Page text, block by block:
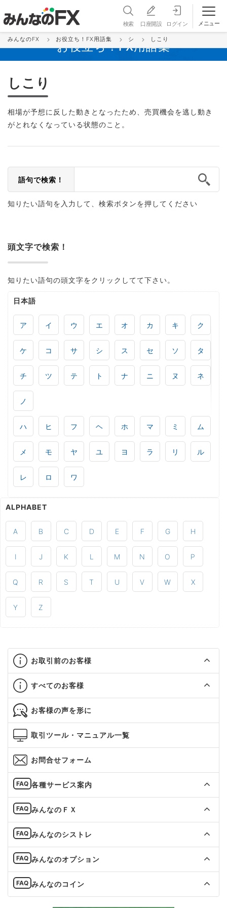
検索 口座開設 ログイン メニュー
お役立ち！FX用語集
みんなのFX お役立ち！FX用語集 シ しこり
しこり
相場が予想に反した動きとなったため、売買機会を逃し動き
がとれなくなっている状態のこと。
語句で検索！
知りたい語句を入力して、検索ボタンを押してください
頭文字で検索！
知りたい語句の頭文字をクリックしてて下さい。
日本語
ア イ ウ エ オ カ キ ク
ケ コ サ シ ス セ ソ タ
チ ツ テ ト ナ ニ ヌ ネ
ノ
ハ ヒ フ ヘ ホ マ ミ ム
メ モ ヤ ユ ヨ ラ リ ル
レ ロ ワ
ALPHABET
A B C D E F G H
I J K L M N O P
Q R S T U V W X
Y Z
お取引前のお客様
すべてのお客様
お客様の声を形に
取引ツール・マニュアル一覧
お問合せフォーム
各種サービス案内
みんなのＦＸ
みんなのシストレ
みんなのオプション
みんなのコイン